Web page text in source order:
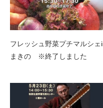
フレッシュ野菜プチマルシェ
まきの ※終了しました